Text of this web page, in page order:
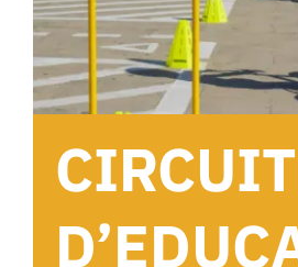
Cambrils
Grups
CIRCUIT